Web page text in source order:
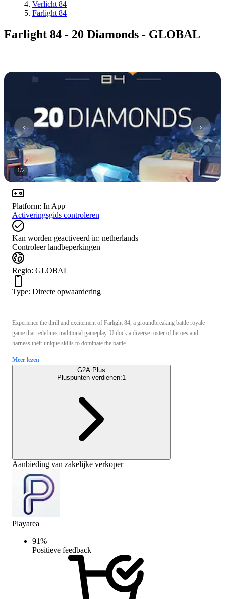
Verlicht 84
Farlight 84
Farlight 84 - 20 Diamonds - GLOBAL
1/2
Platform: In App
Activeringsgids controleren
Kan worden geactiveerd in: netherlands
Controleer landbeperkingen
Regio: GLOBAL
Type: Directe opwaardering
Experience the thrill and excitement of Farlight 84, a groundbreaking battle royale
game that redefines traditional gameplay. Unlock a diverse roster of heroes and
harness their unique skills to dominate the battle ...
Meer lezen
G2A Plus
Pluspunten verdienen:1
Aanbieding van zakelijke verkoper
Playarea
91%
Positieve feedback